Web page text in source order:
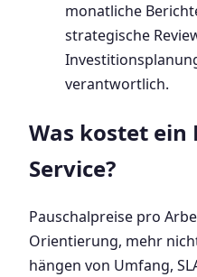
monatliche
strategische
verantwortlich.
Was kostet ein
Service?
Pauschalpreise pro
Orientierung, mehr
hängen von Umfang,